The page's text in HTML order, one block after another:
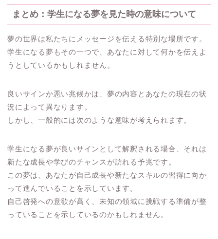
まとめ：学生になる夢を見た時の意味について
夢の世界は私たちにメッセージを伝える特別な場所です。
学生になる夢もその一つで、あなたに対して何かを伝えよ
うとしているかもしれません。
良いサインか悪い兆候かは、夢の内容とあなたの現在の状
況によって異なります。
しかし、一般的には次のような意味が考えられます。
学生になる夢が良いサインとして解釈される場合、それは
新たな成長や学びのチャンスが訪れる予兆です。
この夢は、あなたが自己成長や新たなスキルの習得に向か
って進んでいることを示しています。
自己啓発への意欲が高く、未知の領域に挑戦する準備が整
っていることを示しているのかもしれません。